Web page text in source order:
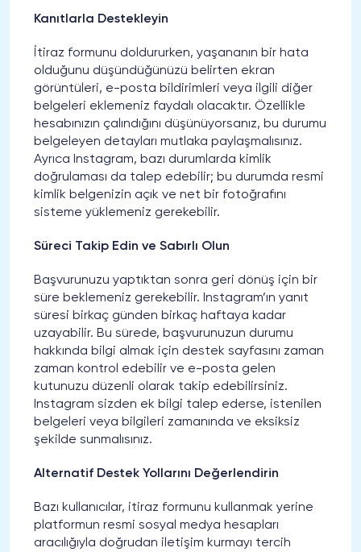
Kanıtlarla Destekleyin
İtiraz formunu doldururken, yaşananın bir hata
olduğunu düşündüğünüzü belirten ekran
görüntüleri, e-posta bildirimleri veya ilgili diğer
belgeleri eklemeniz faydalı olacaktır. Özellikle
hesabınızın çalındığını düşünüyorsanız, bu durumu
belgeleyen detayları mutlaka paylaşmalısınız.
Ayrıca Instagram, bazı durumlarda kimlik
doğrulaması da talep edebilir; bu durumda resmi
kimlik belgenizin açık ve net bir fotoğrafını
sisteme yüklemeniz gerekebilir.
Süreci Takip Edin ve Sabırlı Olun
Başvurunuzu yaptıktan sonra geri dönüş için bir
süre beklemeniz gerekebilir. Instagram’ın yanıt
süresi birkaç günden birkaç haftaya kadar
uzayabilir. Bu sürede, başvurunuzun durumu
hakkında bilgi almak için destek sayfasını zaman
zaman kontrol edebilir ve e-posta gelen
kutunuzu düzenli olarak takip edebilirsiniz.
Instagram sizden ek bilgi talep ederse, istenilen
belgeleri veya bilgileri zamanında ve eksiksiz
şekilde sunmalısınız.
Alternatif Destek Yollarını Değerlendirin
Bazı kullanıcılar, itiraz formunu kullanmak yerine
platformun resmi sosyal medya hesapları
aracılığıyla doğrudan iletişim kurmayı tercih